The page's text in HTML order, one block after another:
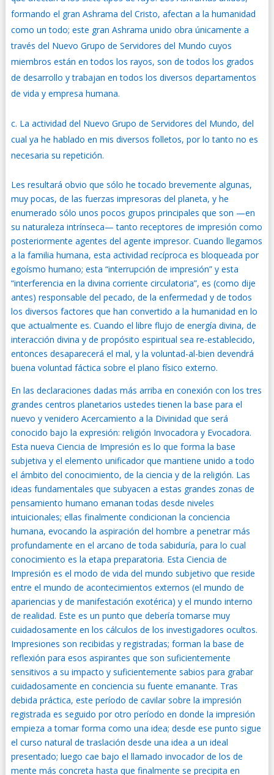
formando el gran Ashrama del Cristo, afectan a la humanidad
como un todo; este gran Ashrama unido obra únicamente a
través del Nuevo Grupo de Servidores del Mundo cuyos
miembros están en todos los rayos, son de todos los grados
de desarrollo y trabajan en todos los diversos departamentos
de vida y empresa humana.
La actividad del Nuevo Grupo de Servidores del Mundo, del
cual ya he hablado en mis diversos folletos, por lo tanto no es
necesaria su repetición.
Les resultará obvio que sólo he tocado brevemente algunas,
muy pocas, de las fuerzas impresoras del planeta, y he
enumerado sólo unos pocos grupos principales que son —en
su naturaleza intrínseca— tanto receptores de impresión como
posteriormente agentes del agente impresor. Cuando llegamos
a la familia humana, esta actividad recíproca es bloqueada por
egoísmo humano; esta “interrupción de impresión” y esta
“interferencia en la divina corriente circulatoria”, es (como dije
antes) responsable del pecado, de la enfermedad y de todos
los diversos factores que han convertido a la humanidad en lo
que actualmente es. Cuando el libre flujo de energía divina, de
interacción divina y de propósito espiritual sea re-establecido,
entonces desaparecerá el mal, y la voluntad-al-bien devendrá
buena voluntad fáctica sobre el plano físico externo.
En las declaraciones dadas más arriba en conexión con los tres
grandes centros planetarios ustedes tienen la base para el
nuevo y venidero Acercamiento a la Divinidad que será
conocido bajo la expresión: religión Invocadora y Evocadora.
Esta nueva Ciencia de Impresión es lo que forma la base
subjetiva y el elemento unificador que mantiene unido a todo
el ámbito del conocimiento, de la ciencia y de la religión. Las
ideas fundamentales que subyacen a estas grandes zonas de
pensamiento humano emanan todas desde niveles
intuicionales; ellas finalmente condicionan la conciencia
humana, evocando la aspiración del hombre a penetrar más
profundamente en el arcano de toda sabiduría, para lo cual
conocimiento es la etapa preparatoria. Esta Ciencia de
Impresión es el modo de vida del mundo subjetivo que reside
entre el mundo de acontecimientos externos (el mundo de
apariencias y de manifestación exotérica) y el mundo interno
de realidad. Este es un punto que debería tomarse muy
cuidadosamente en los cálculos de los investigadores ocultos.
Impresiones son recibidas y registradas; forman la base de
reflexión para esos aspirantes que son suficientemente
sensitivos a su impacto y suficientemente sabios para grabar
cuidadosamente en conciencia su fuente emanante. Tras
debida práctica, este período de cavilar sobre la impresión
registrada es seguido por otro período en donde la impresión
empieza a tomar forma como una idea; desde ese punto sigue
el curso natural de traslación desde una idea a un ideal
presentado; luego cae bajo el llamado invocador de los de
mente más concreta hasta que finalmente se precipita en